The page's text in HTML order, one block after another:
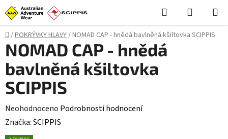
Přejít
na
obsah
Hledat
KOŠÍK
Domů
/POKRÝVKY HLAVY/NOMAD CAP - hnědá bavlněná kšiltovka SCIPPIS
NOMAD CAP - hnědá
bavlněná kšiltovka
SCIPPIS
Průměrné
hodnocení
produktu
Neohodnoceno Podrobnosti hodnocení
Značka:SCIPPIS